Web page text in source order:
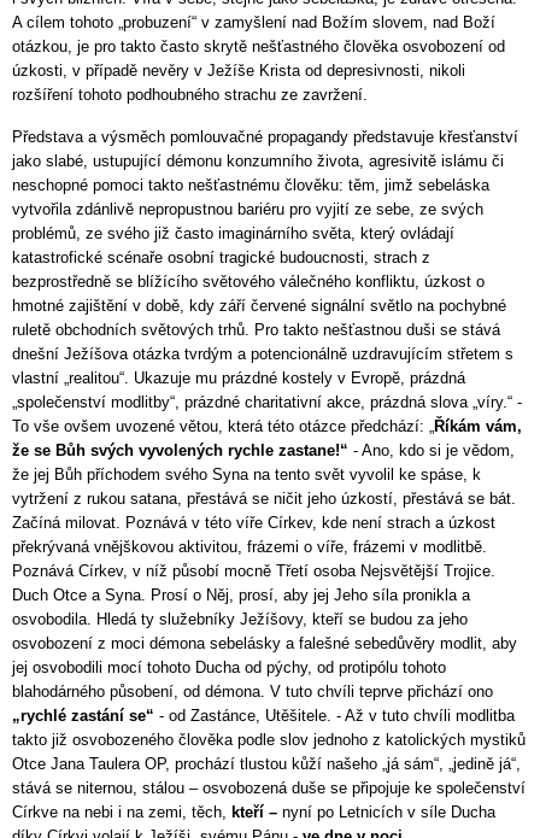
A cílem tohoto „probuzení“ v zamyšlení nad Božím slovem, nad Boží
otázkou, je pro takto často skrytě nešťastného člověka osvobození od
úzkosti, v případě nevěry v Ježíše Krista od depresivnosti, nikoli
rozšíření tohoto podhoubného strachu ze zavržení.
Představa a výsměch pomlouvačné propagandy představuje křesťanství
jako slabé, ustupující démonu konzumního života, agresivitě islámu či
neschopné pomoci takto nešťastnému člověku: těm, jimž sebeláska
vytvořila zdánlivě nepropustnou bariéru pro vyjití ze sebe, ze svých
problémů, ze svého již často imaginárního světa, který ovládají
katastrofické scénaře osobní tragické budoucnosti, strach z
bezprostředně se blížícího světového válečného konfliktu, úzkost o
hmotné zajištění v době, kdy září červené signální světlo na pochybné
ruletě obchodních světových trhů. Pro takto nešťastnou duši se stává
dnešní Ježíšova otázka tvrdým a potencionálně uzdravujícím střetem s
vlastní „realitou“. Ukazuje mu prázdné kostely v Evropě, prázdná
„společenství modlitby“, prázdné charitativní akce, prázdná slova „víry.“ -
To vše ovšem uvozené větou, která této otázce předchází: „Říkám vám,
že se Bůh svých vyvolených rychle zastane!“ - Ano, kdo si je vědom,
že jej Bůh příchodem svého Syna na tento svět vyvolil ke spáse, k
vytržení z rukou satana, přestává se ničit jeho úzkostí, přestává se bát.
Začíná milovat. Poznává v této víře Církev, kde není strach a úzkost
překrývaná vnějškovou aktivitou, frázemi o víře, frázemi v modlitbě.
Poznává Církev, v níž působí mocně Třetí osoba Nejsvětější Trojice.
Duch Otce a Syna. Prosí o Něj, prosí, aby jej Jeho síla pronikla a
osvobodila. Hledá ty služebníky Ježíšovy, kteří se budou za jeho
osvobození z moci démona sebelásky a falešné sebedůvěry modlit, aby
jej osvobodili mocí tohoto Ducha od pýchy, od protipólu tohoto
blahodárného působení, od démona. V tuto chvíli teprve přichází ono
„rychlé zastání se“ - od Zastánce, Utěšitele. - Až v tuto chvíli modlitba
takto již osvobozeného člověka podle slov jednoho z katolických mystiků
Otce Jana Taulera OP, prochází tlustou kůží našeho „já sám“, „jedině já“,
stává se niternou, stálou – osvobozená duše se připojuje ke společenství
Církve na nebi i na zemi, těch, kteří – nyní po Letnicích v síle Ducha